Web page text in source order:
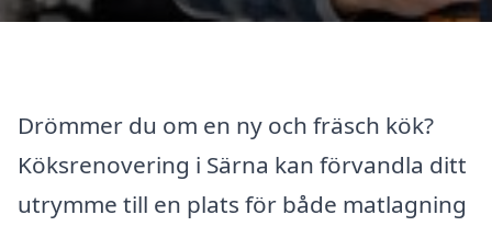
Drömmer du om en ny och fräsch kök?
Köksrenovering i Särna kan förvandla ditt
utrymme till en plats för både matlagning